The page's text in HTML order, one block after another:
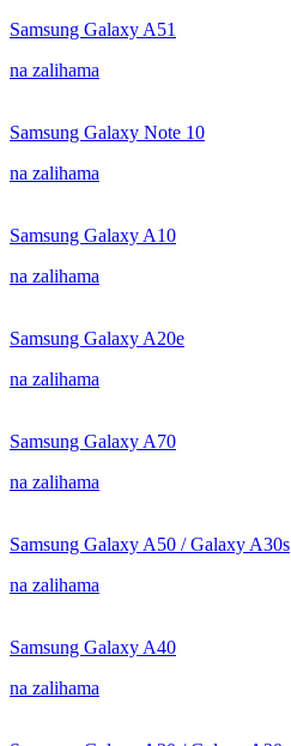
Samsung Galaxy A51
na zalihama
Samsung Galaxy Note 10
na zalihama
Samsung Galaxy A10
na zalihama
Samsung Galaxy A20e
na zalihama
Samsung Galaxy A70
na zalihama
Samsung Galaxy A50 / Galaxy A30s
na zalihama
Samsung Galaxy A40
na zalihama